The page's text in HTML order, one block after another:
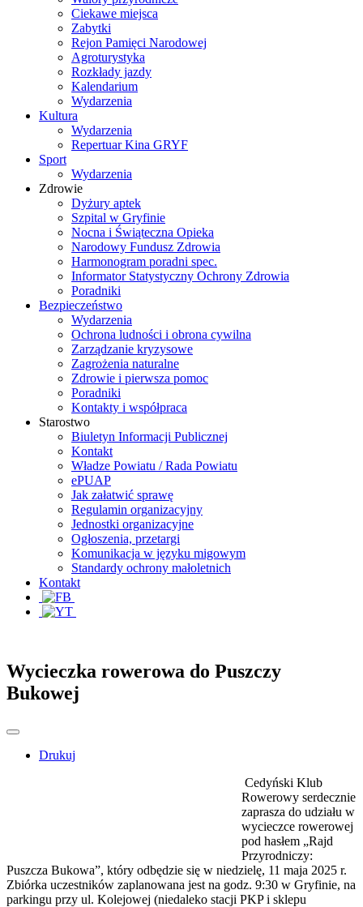
Ciekawe miejsca
Zabytki
Rejon Pamięci Narodowej
Agroturystyka
Rozkłady jazdy
Kalendarium
Wydarzenia
Kultura
Wydarzenia
Repertuar Kina GRYF
Sport
Wydarzenia
Zdrowie
Dyżury aptek
Szpital w Gryfinie
Nocna i Świąteczna Opieka
Narodowy Fundusz Zdrowia
Harmonogram poradni spec.
Informator Statystyczny Ochrony Zdrowia
Poradniki
Bezpieczeństwo
Wydarzenia
Ochrona ludności i obrona cywilna
Zarządzanie kryzysowe
Zagrożenia naturalne
Zdrowie i pierwsza pomoc
Poradniki
Kontakty i współpraca
Starostwo
Biuletyn Informacji Publicznej
Kontakt
Władze Powiatu / Rada Powiatu
ePUAP
Jak załatwić sprawę
Regulamin organizacyjny
Jednostki organizacyjne
Ogłoszenia, przetargi
Komunikacja w języku migowym
Standardy ochrony małoletnich
Kontakt
Wycieczka rowerowa do Puszczy
Bukowej
Drukuj
Cedyński Klub
Rowerowy serdecznie
zaprasza do udziału w
wycieczce rowerowej
pod hasłem „Rajd
Przyrodniczy:
Puszcza Bukowa”, który odbędzie się w niedzielę, 11 maja 2025 r.
Zbiórka uczestników zaplanowana jest na godz. 9:30 w Gryfinie, na
parkingu przy ul. Kolejowej (niedaleko stacji PKP i sklepu